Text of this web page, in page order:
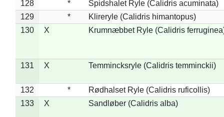
128 *
Spidshalet Ryle (Calidris acuminata)
129
*
Klireryle (Calidris himantopus)
130
X Krumnæbbet Ryle (Calidris
131 X Temmincksryle (Calidris temminckii)
132 *
Rødhalset Ryle (Calidris ruficollis)
133
X Sandløber (Calidris alba)